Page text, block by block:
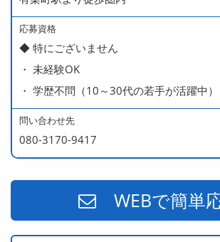
応募資格
◆ 特にございません
・ 未経験OK
・ 学歴不問（10～30代の若手が活躍中）
問い合わせ先
080-3170-9417
WEBで簡単